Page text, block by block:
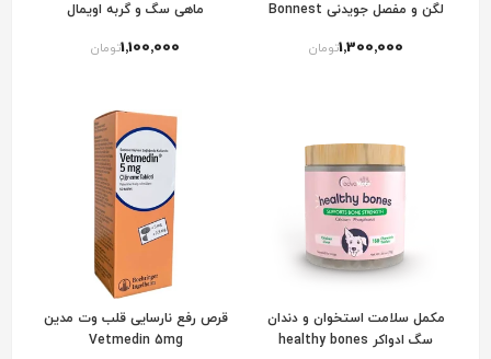
لگن و مفصل جویدنی Bonnest
1٬300٬000تومان
ماهی سگ و گربه اویمال
1٬100٬000تومان
مکمل سلامت استخوان و دندان
سگ ادواکر healthy bones
قرص رفع نارسایی قلب وت مدین
Vetmedin 5mg